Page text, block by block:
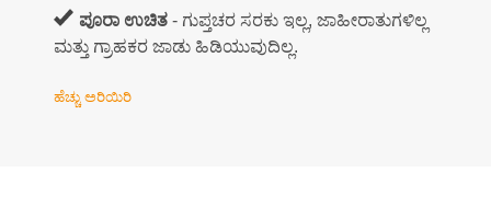
ಪೂರಾ ಉಚಿತ - ಗುಪ್ತಚರ ಸರಕು ಇಲ್ಲ, ಜಾಹೀರಾತುಗಳಿಲ್ಲ
ಮತ್ತು ಗ್ರಾಹಕರ ಜಾಡು ಹಿಡಿಯುವುದಿಲ್ಲ.
ಹೆಚ್ಚು ಅರಿಯಿರಿ